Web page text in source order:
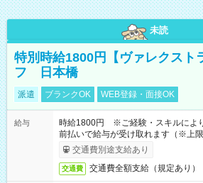
未読
特別時給1800円【ヴァレクスト
フ 日本橋
派遣 ブランクOK WEB登録・面接OK
給与
時給1800円 ※ご経験・スキルによ
前払いで給与が受け取れます（※上限
交通費別途支給あり
交通費 交通費全額支給（規定あり）